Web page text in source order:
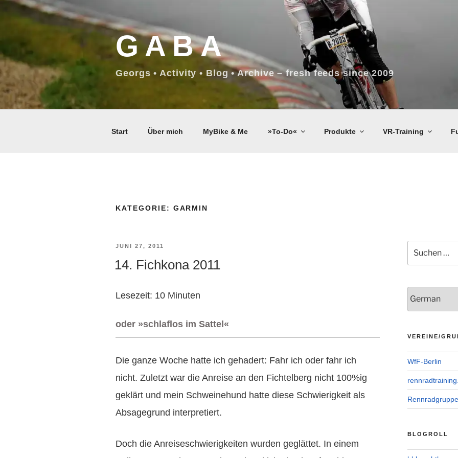
GABA
Georgs • Activity • Blog • Archive – fresh feeds since 2009
Start Über mich MyBike & Me »To-Do« Produkte VR-Training
KATEGORIE: GARMIN
VERÖFFENTLICHT
AM
JUNI 27, 2011
14. Fichkona 2011
Lesezeit: 10 Minuten
oder »schlaflos im Sattel«
Die ganze Woche hatte ich gehadert: Fahr ich oder fahr ich
nicht. Zuletzt war die Anreise an den Fichtelberg nicht 100%ig
geklärt und mein Schweinehund hatte diese Schwierigkeit als
Absagegrund interpretiert.
Doch die Anreiseschwierigkeiten wurden geglättet. In einem
nach:
VEREINE/
WfF-Berlin
Rennradgruppe
BLOGROLL